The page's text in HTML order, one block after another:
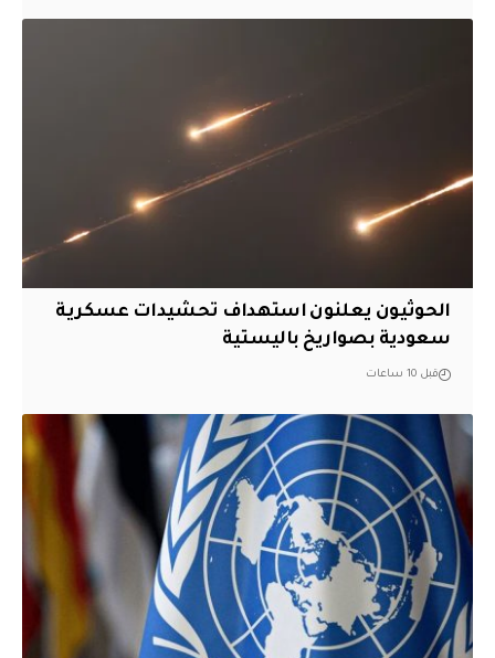
الحوثيون يعلنون استهداف تحشيدات عسكرية
سعودية بصواريخ باليستية
قبل 10 ساعات